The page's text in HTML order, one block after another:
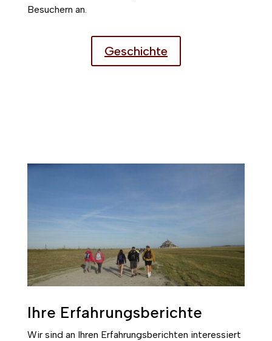
Besuchern an.
Geschichte
Ihre Erfahrungsberichte
Wir sind an Ihren Erfahrungsberichten interessiert